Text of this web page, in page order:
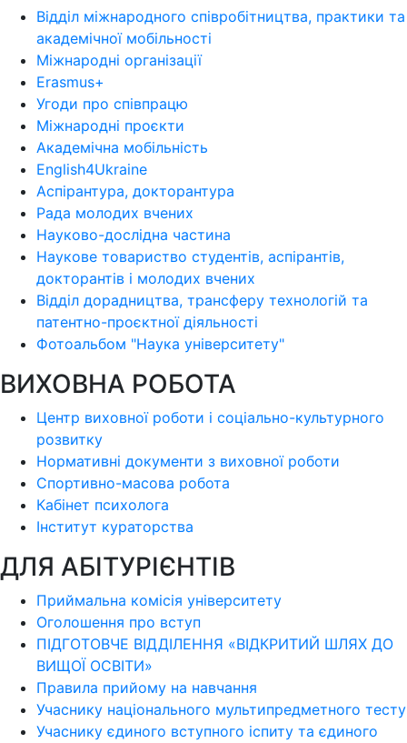
Відділ міжнародного співробітництва, практики та
академічної мобільності
Міжнародні організації
Erasmus+
Угоди про співпрацю
Міжнародні проєкти
Академічна мобільність
English4Ukraine
Аспірантура, докторантура
Рада молодих вчених
Науково-дослідна частина
Наукове товариство студентів, аспірантів,
докторантів і молодих вчених
Відділ дорадництва, трансферу технологій та
патентно-проєктної діяльності
Фотоальбом "Наука університету"
ВИХОВНА РОБОТА
Центр виховної роботи і соціально-культурного
розвитку
Нормативні документи з виховної роботи
Спортивно-масова робота
Кабінет психолога
Інститут кураторства
ДЛЯ АБІТУРІЄНТІВ
Приймальна комісія університету
Оголошення про вступ
ПІДГОТОВЧЕ ВІДДІЛЕННЯ «ВІДКРИТИЙ ШЛЯХ ДО
ВИЩОЇ ОСВІТИ»
Правила прийому на навчання
Учаснику національного мультипредметного тесту
Учаснику єдиного вступного іспиту та єдиного